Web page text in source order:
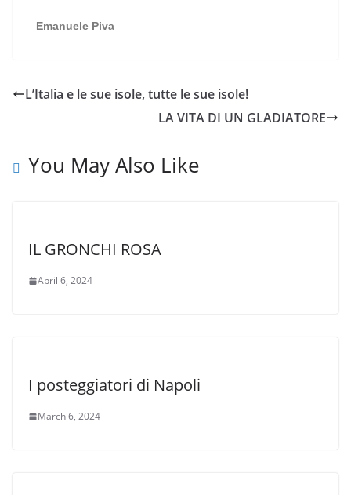
Emanuele Piva
L’Italia e le sue isole, tutte le sue isole!
LA VITA DI UN GLADIATORE
You May Also Like
IL GRONCHI ROSA
April 6, 2024
I posteggiatori di Napoli
March 6, 2024